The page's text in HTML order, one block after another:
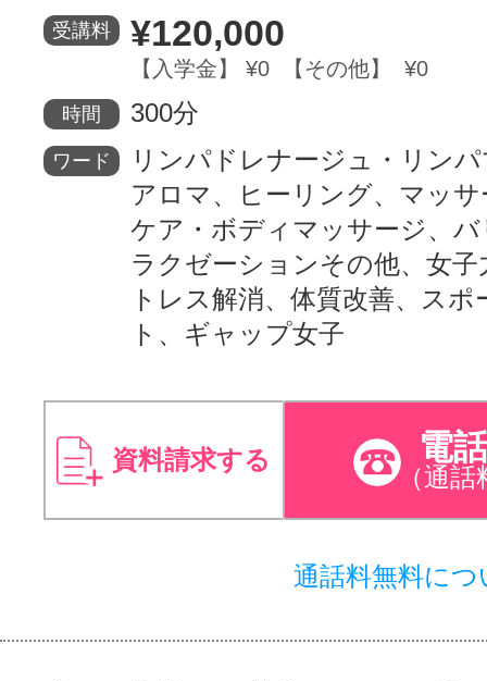
受講料 ¥120,000
【入学金】 ¥0 【その他】 ¥0
時間 300分
ワード
リンパドレナージュ・リン
アロマ、ヒーリング、マッ
ケア・ボディマッサージ、
ラクゼーションその他、女
トレス解消、体質改善、ス
ト、ギャップ女子
資料請求する 電
（通話
通話料無料につ